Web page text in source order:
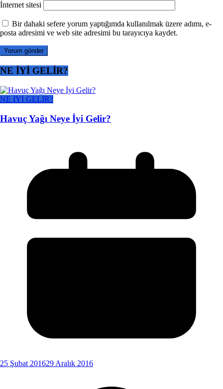
İnternet sitesi
Bir dahaki sefere yorum yaptığımda kullanılmak üzere adımı, e-
posta adresimi ve web site adresimi bu tarayıcıya kaydet.
NE İYİ GELİR?
NE İYİ GELİR?
Havuç Yağı Neye İyi Gelir?
25 Şubat 201629 Aralık 2016